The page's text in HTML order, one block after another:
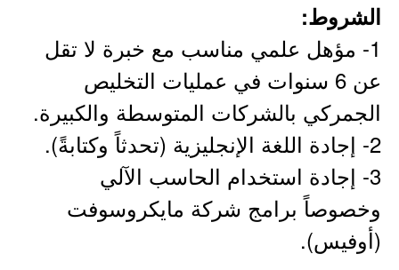
الشروط:
1- مؤهل علمي مناسب مع خبرة لا تقل
عن 6 سنوات في عمليات التخليص
الجمركي بالشركات المتوسطة والكبيرة.
2- إجادة اللغة الإنجليزية (تحدثاً وكتابةً).
3- إجادة استخدام الحاسب الآلي
وخصوصاً برامج شركة مايكروسوفت
(أوفيس).